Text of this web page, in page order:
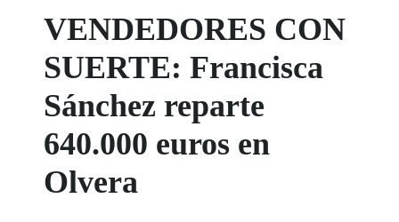
VENDEDORES CON
SUERTE: Francisca
Sánchez reparte
640.000 euros en
Olvera